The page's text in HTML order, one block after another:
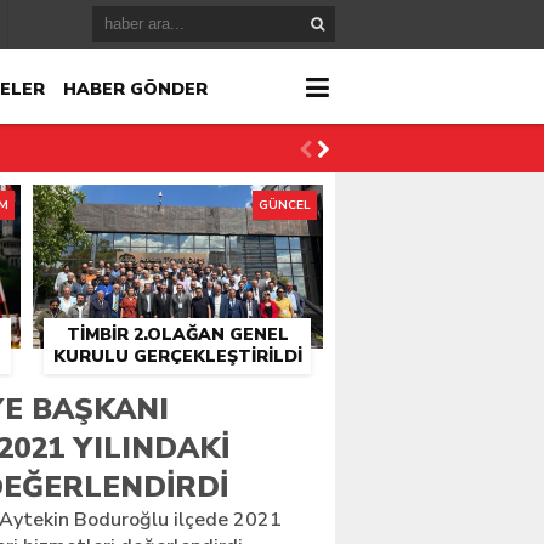
HABER GÖNDER
TİMBİR 2.OLAĞAN GENEL
KURULU GERÇEKLEŞTIRILDI
GÜNCEL
BAŞKANI
YILINDAKI
Boduroğlu ilçede 2021